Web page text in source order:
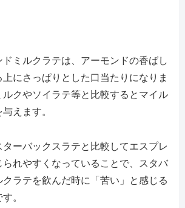
ドミルクラテは、アーモンドの香ばし
にさっぱりとした口当たりになりま
クやソイラテ等と比較するとマイル
えます。
ーバックスラテと比較してエスプレ
られやすくなっていることで、スタバ
ラテを飲んだ時に「苦い」と感じる
。